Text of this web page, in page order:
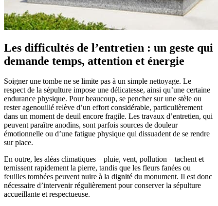
Les difficultés de l’entretien : un geste qui
demande temps, attention et énergie
Soigner une tombe ne se limite pas à un simple nettoyage. Le
respect de la sépulture impose une délicatesse, ainsi qu’une certaine
endurance physique. Pour beaucoup, se pencher sur une stèle ou
rester agenouillé relève d’un effort considérable, particulièrement
dans un moment de deuil encore fragile. Les travaux d’entretien, qui
peuvent paraître anodins, sont parfois sources de douleur
émotionnelle ou d’une fatigue physique qui dissuadent de se rendre
sur place.
En outre, les aléas climatiques – pluie, vent, pollution – tachent et
ternissent rapidement la pierre, tandis que les fleurs fanées ou
feuilles tombées peuvent nuire à la dignité du monument. Il est donc
nécessaire d’intervenir régulièrement pour conserver la sépulture
accueillante et respectueuse.